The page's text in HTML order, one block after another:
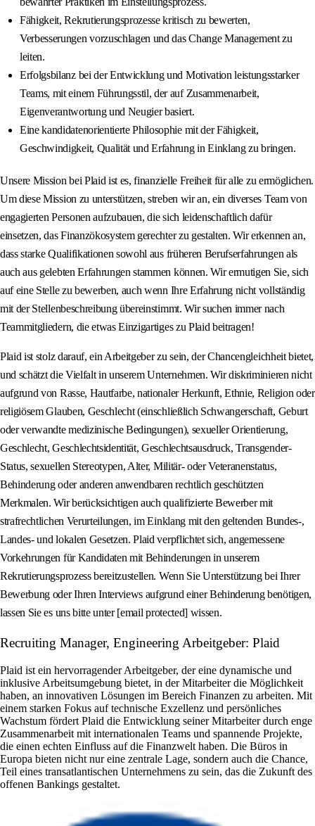
Fähigkeit, Rekrutierungsprozesse kritisch zu bewerten,
Verbesserungen vorzuschlagen und das Change Management zu
leiten.
Erfolgsbilanz bei der Entwicklung und Motivation leistungsstarker
Teams, mit einem Führungsstil, der auf Zusammenarbeit,
Eigenverantwortung und Neugier basiert.
Eine kandidatenorientierte Philosophie mit der Fähigkeit,
Geschwindigkeit, Qualität und Erfahrung in Einklang zu bringen.
Unsere Mission bei Plaid ist es, finanzielle Freiheit für alle zu ermöglichen.
Um diese Mission zu unterstützen, streben wir an, ein diverses Team von
engagierten Personen aufzubauen, die sich leidenschaftlich dafür
einsetzen, das Finanzökosystem gerechter zu gestalten. Wir erkennen an,
dass starke Qualifikationen sowohl aus früheren Berufserfahrungen als
auch aus gelebten Erfahrungen stammen können. Wir ermutigen Sie, sich
auf eine Stelle zu bewerben, auch wenn Ihre Erfahrung nicht vollständig
mit der Stellenbeschreibung übereinstimmt. Wir suchen immer nach
Teammitgliedern, die etwas Einzigartiges zu Plaid beitragen!
Plaid ist stolz darauf, ein Arbeitgeber zu sein, der Chancengleichheit bietet,
und schätzt die Vielfalt in unserem Unternehmen. Wir diskriminieren nicht
aufgrund von Rasse, Hautfarbe, nationaler Herkunft, Ethnie, Religion oder
religiösem Glauben, Geschlecht (einschließlich Schwangerschaft, Geburt
oder verwandte medizinische Bedingungen), sexueller Orientierung,
Geschlecht, Geschlechtsidentität, Geschlechtsausdruck, Transgender-
Status, sexuellen Stereotypen, Alter, Militär- oder Veteranenstatus,
Behinderung oder anderen anwendbaren rechtlich geschützten
Merkmalen. Wir berücksichtigen auch qualifizierte Bewerber mit
strafrechtlichen Verurteilungen, im Einklang mit den geltenden Bundes-,
Landes- und lokalen Gesetzen. Plaid verpflichtet sich, angemessene
Vorkehrungen für Kandidaten mit Behinderungen in unserem
Rekrutierungsprozess bereitzustellen. Wenn Sie Unterstützung bei Ihrer
Bewerbung oder Ihren Interviews aufgrund einer Behinderung benötigen,
lassen Sie es uns bitte unter [email protected] wissen.
Recruiting Manager, Engineering Arbeitgeber: Plaid
Plaid ist ein hervorragender Arbeitgeber, der eine dynamische und
inklusive Arbeitsumgebung bietet, in der Mitarbeiter die Möglichkeit
haben, an innovativen Lösungen im Bereich Finanzen zu arbeiten. Mit
einem starken Fokus auf technische Exzellenz und persönliches
Wachstum fördert Plaid die Entwicklung seiner Mitarbeiter durch enge
Zusammenarbeit mit internationalen Teams und spannende Projekte,
die einen echten Einfluss auf die Finanzwelt haben. Die Büros in
Europa bieten nicht nur eine zentrale Lage, sondern auch die Chance,
Teil eines transatlantischen Unternehmens zu sein, das die Zukunft des
offenen Bankings gestaltet.